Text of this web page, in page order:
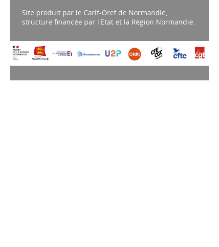
Site produit par le Carif-Oref de Normandie,
structure financée par l'État et la Région Normandie.